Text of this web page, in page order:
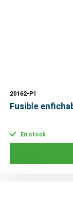
20162-P1
Fusible
En stock